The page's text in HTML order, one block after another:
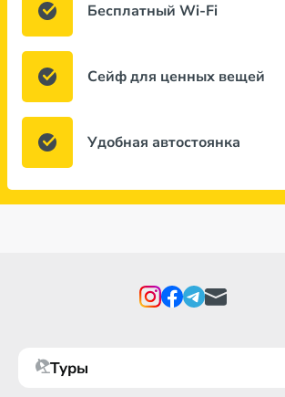
Бесплатный Wi-Fi
Сейф для ценных вещей
Удобная автостоянка
Туры